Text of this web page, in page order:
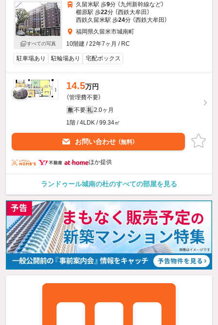
すべての写真
久留米駅 歩9分 （九州新幹線など）
櫛原駅 歩22分 （西鉄大牟田）
西鉄久留米駅 歩24分 （西鉄大牟田）
福岡県久留米市城南町
10階建 / 22年7ヶ月 / RC
駐車場あり 駐輪場あり 宅配ボックス
14.5万円
（管理費不要）
敷 不要 礼 2.0ヶ月
1階 / 4LDK / 99.34㎡
お問い合わせ （無料）
ほか提供
ランドゥール城南の杜のすべての部屋を見る